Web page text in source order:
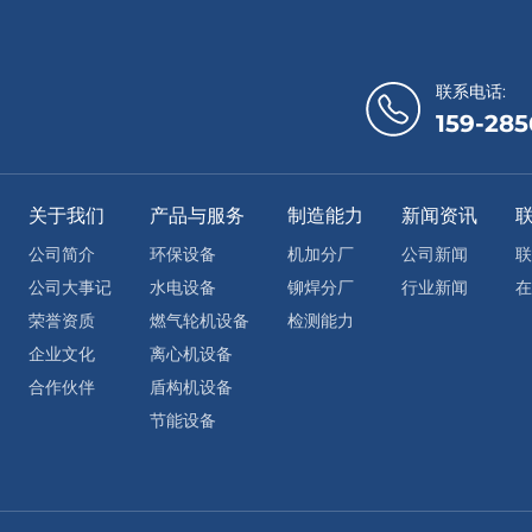
联系电话:
159-
关于我们
公司简介
公司大事记
荣誉资质
企业文化
合作伙伴
产品与服务
环保设备
水电设备
燃气轮机设备
离心机设备
盾构机设备
节能设备
制造能力
机加分厂
铆焊分厂
检测能力
新闻资讯
公司新闻
行业新闻